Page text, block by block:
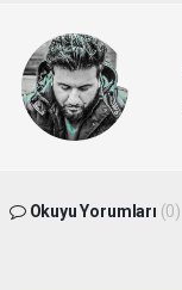
Okuyu Yorumları (0)